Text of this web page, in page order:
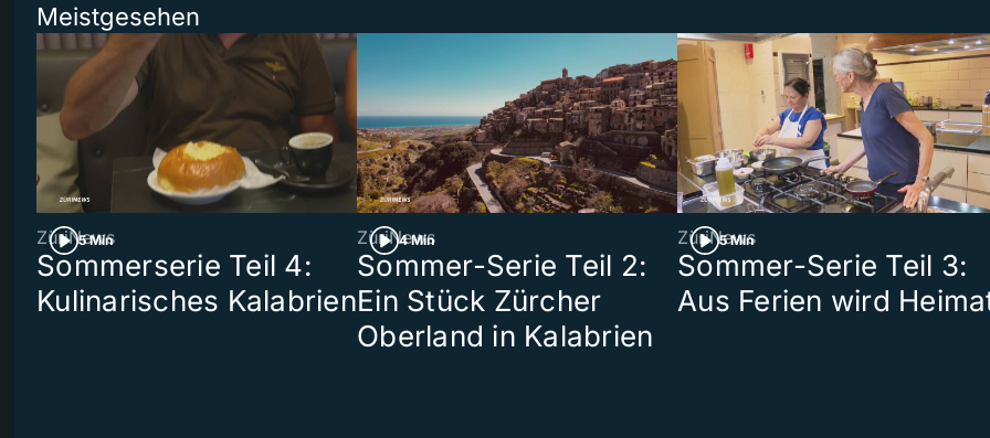
Meistgesehen
5 Min
ZüriNews
Sommerserie Teil 4:
Kulinarisches Kalabrien
4 Min
ZüriNews
Sommer-Serie Teil 2:
Ein Stück Zürcher
Oberland in Kalabrien
5 Min
ZüriNews
Sommer-Serie Teil 3:
Aus Ferien wird